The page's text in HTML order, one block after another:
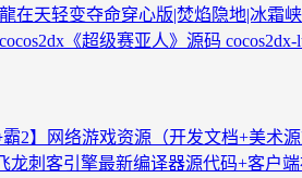
在天轻变夺命穿心版|焚焰隐地|冰霜
《超级赛亚人》源码 cocos2dx-
2】网络游戏资源（开发文档+美术源
龙刺客引擎最新编译器源代码+客户